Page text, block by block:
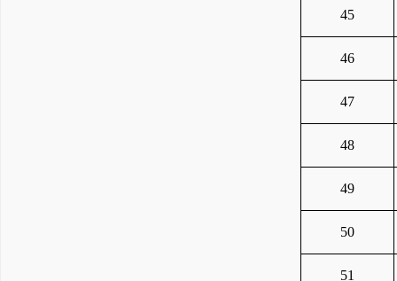
45
46
47
48
49
50
51